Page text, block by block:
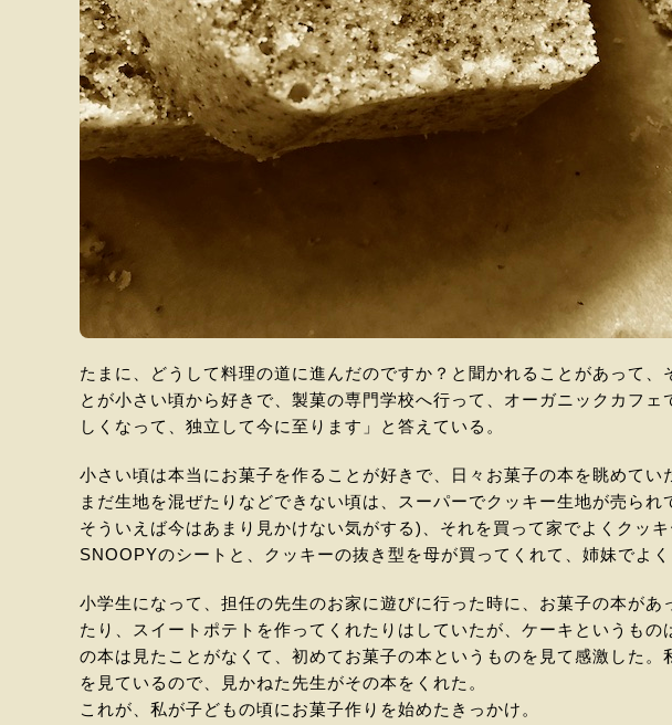
たまに、どうして料理の道に進んだのですか？と聞かれることがあって、
とが小さい頃から好きで、製菓の専門学校へ行って、オーガニックカフ
しくなって、独立して今に至ります」と答えている。
小さい頃は本当にお菓子を作ることが好きで、日々お菓子の本を眺めてい
まだ生地を混ぜたりなどできない頃は、スーパーでクッキー生地が売られ
そういえば今はあまり見かけない気がする)、それを買って家でよくクッ
SNOOPYのシートと、クッキーの抜き型を母が買ってくれて、姉妹でよく
小学生になって、担任の先生のお家に遊びに行った時に、お菓子の本が
たり、スイートポテトを作ってくれたりはしていたが、ケーキというも
の本は見たことがなくて、初めてお菓子の本というものを見て感激した。
を見ているので、見かねた先生がその本をくれた。
これが、私が子どもの頃にお菓子作りを始めたきっかけ。